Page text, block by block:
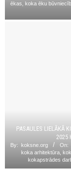
ēkas koka ēku
PASAULES LIELĀKĀ
2025
By: koksne.org On:
koka arhitektūra
kokapstrādes